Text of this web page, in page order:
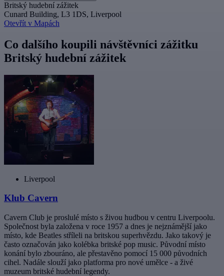
Britský hudební zážitek
Cunard Building, L3 1DS, Liverpool
Otevřít v Mapách
Co dalšího koupili návštěvníci zážitku
Britský hudební zážitek
Liverpool
Klub Cavern
Cavern Club je proslulé místo s živou hudbou v centru Liverpoolu.
Společnost byla založena v roce 1957 a dnes je nejznámější jako
místo, kde Beatles stříleli na britskou superhvězdu. Jako takový je
často označován jako kolébka britské pop music. Původní místo
konání bylo zbouráno, ale přestavěno pomocí 15 000 původních
cihel. Nadále slouží jako platforma pro nové umělce - a živé
muzeum britské hudební legendy.